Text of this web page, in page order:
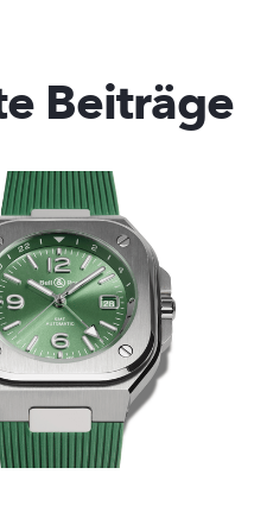
Beiträge